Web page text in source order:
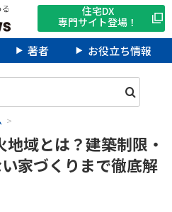
住宅DX
専門サイト登場！
著者 お役立ち情報
地域とは？建築制限・
家づくりまで徹底解